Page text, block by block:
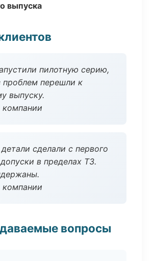
выпуска
пилотную серию,
проблем перешли к
выпуску.
сделали с первого
в пределах ТЗ.
вопросы